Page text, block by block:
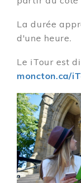
La durée
d'une heure.
Le iTour est
moncton.ca/